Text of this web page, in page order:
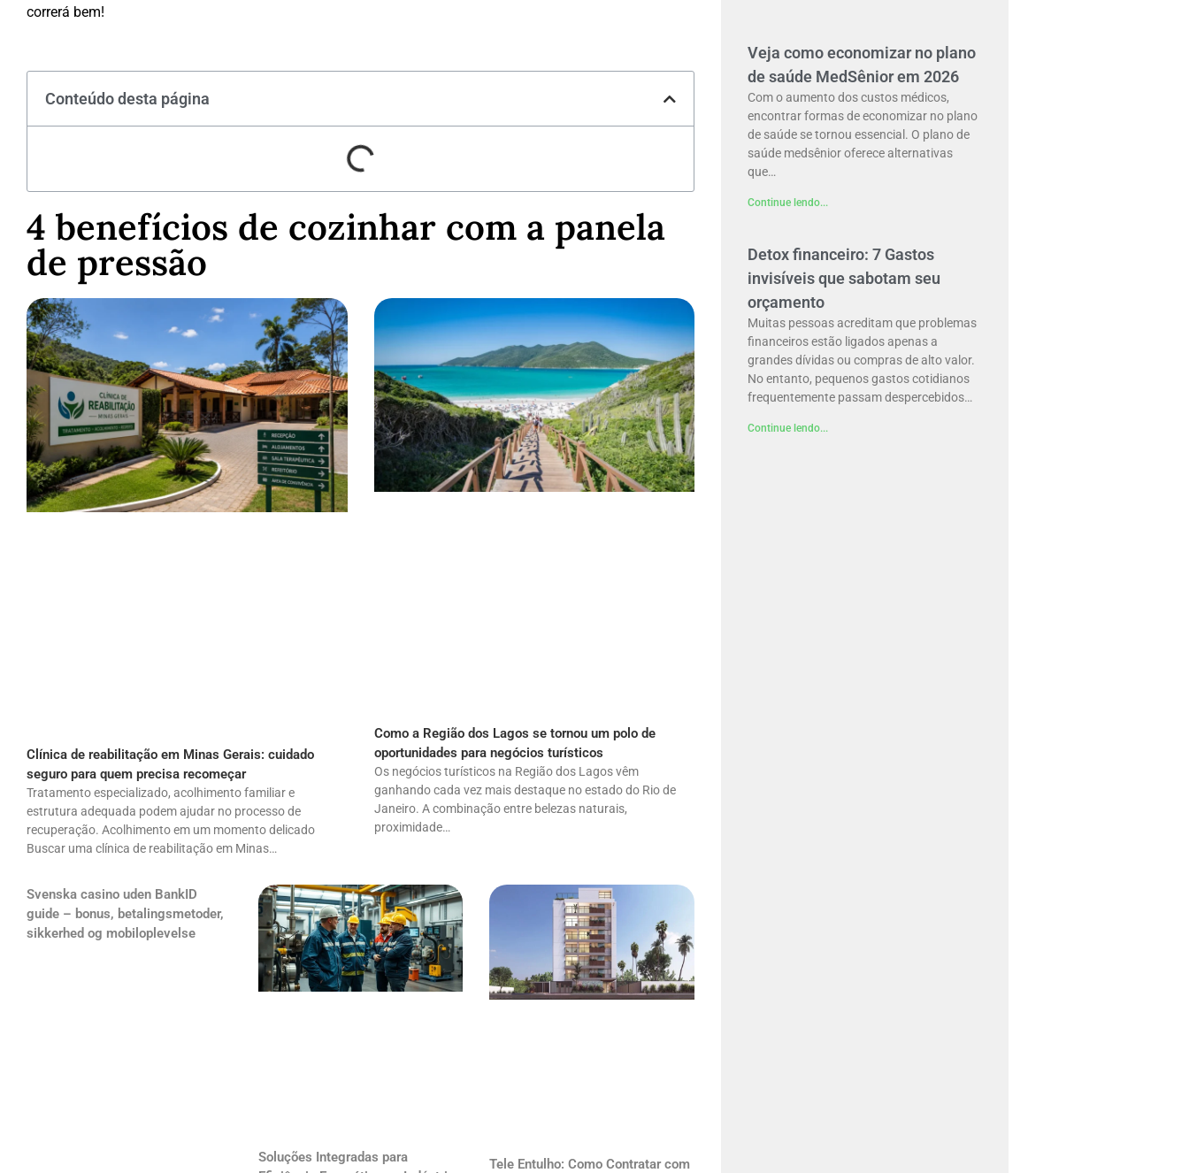
correrá bem!
Conteúdo desta página
4 benefícios de cozinhar com a panela
de pressão
Clínica de reabilitação em Minas Gerais: cuidado
seguro para quem precisa recomeçar
Tratamento especializado, acolhimento familiar e
estrutura adequada podem ajudar no processo de
recuperação. Acolhimento em um momento delicado
Buscar uma clínica de reabilitação em Minas…
Como a Região dos Lagos se tornou um polo de
oportunidades para negócios turísticos
Os negócios turísticos na Região dos Lagos vêm
ganhando cada vez mais destaque no estado do Rio de
Janeiro. A combinação entre belezas naturais,
proximidade…
Svenska casino uden BankID
guide – bonus, betalingsmetoder,
sikkerhed og mobiloplevelse
Soluções Integradas para
Tele Entulho: Como Contratar com
Veja como economizar no plano
de saúde MedSênior em 2026
Com o aumento dos custos médicos,
encontrar formas de economizar no plano
de saúde se tornou essencial. O plano de
saúde medsênior oferece alternativas
que…
Continue lendo...
Detox financeiro: 7 Gastos
invisíveis que sabotam seu
orçamento
Muitas pessoas acreditam que problemas
financeiros estão ligados apenas a
grandes dívidas ou compras de alto valor.
No entanto, pequenos gastos cotidianos
frequentemente passam despercebidos…
Continue lendo...